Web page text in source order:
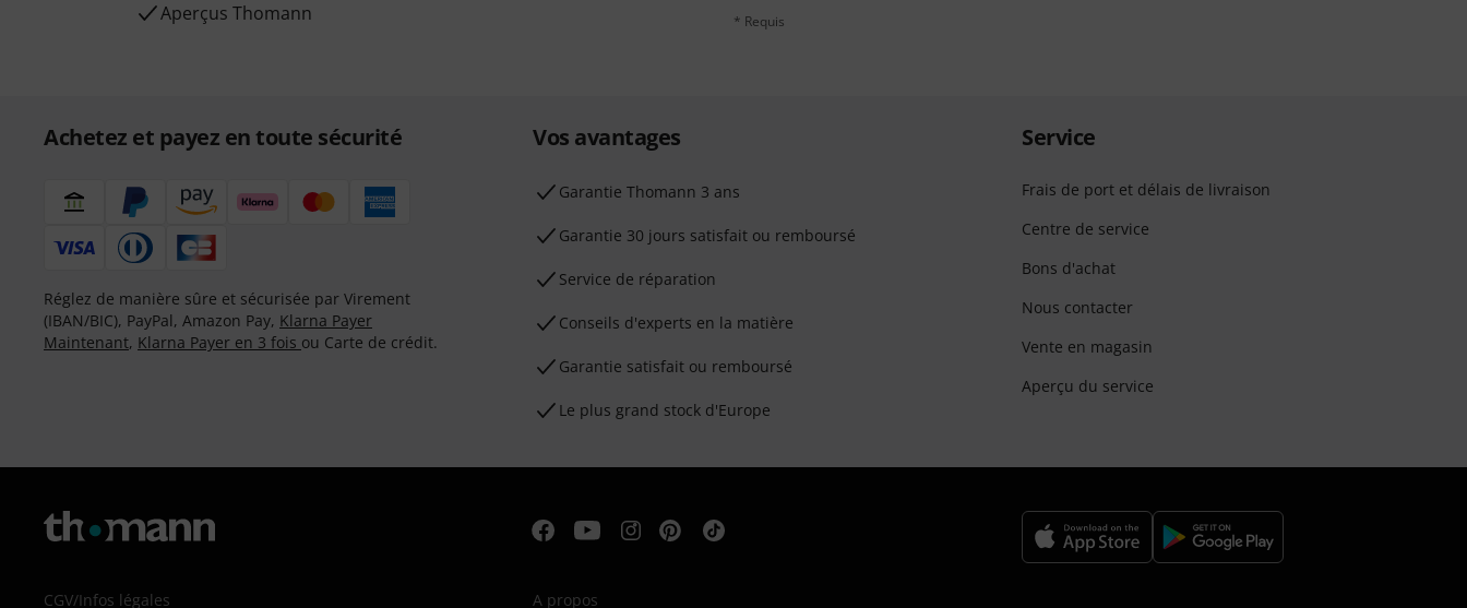
Aperçus Thomann
* Requis
Achetez et payez en toute sécurité
Réglez de manière sûre et sécurisée par Virement
(IBAN/BIC), PayPal, Amazon Pay, Klarna Payer
Maintenant, Klarna Payer en 3 fois ou Carte de crédit.
Vos avantages
Ga­ran­tie Thomann 3 ans
Garantie 30 jours satisfait ou remboursé
Service de réparation
Conseils d'experts en la matière
Garantie satisfait ou remboursé
Le plus grand stock d'Europe
Service
Frais de port et délais de livraison
Centre de service
Bons d'achat
Nous contacter
Vente en magasin
Aperçu du service
CGV/Infos légales A propos